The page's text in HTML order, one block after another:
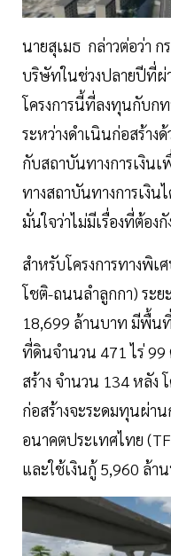
นายสุเมธ กล่าวต่อว่า
บริษัทในช่วงปลายปีที่ผ่
โครงการนี้ที่ลงทุนกับก
ระหว่างดำเนินก่อสร้าง
กับสถาบันทางการเงิน
ทางสถาบันทางการเงิ
มั่นใจว่าไม่มีเรื่องที่ต้องกั
สำหรับโครงการทางพิเ
โชติ-ถนนลำลูกกา) ระย
18,699 ล้านบาท มีพื้น
ที่ดินจำนวน 471 ไร่ 99
สร้าง จำนวน 134 หลัง
ก่อสร้างจะระดมทุนผ่า
อนาคตประเทศไทย
และใช้เงินกู้ 5,960 ล้า